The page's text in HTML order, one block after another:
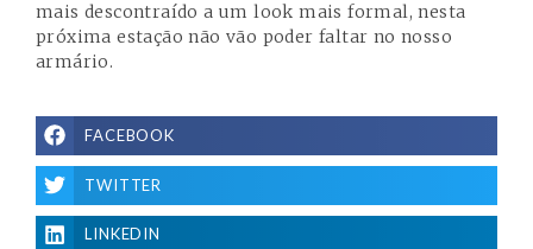
mais descontraído a um look mais formal, nesta
próxima estação não vão poder faltar no nosso
armário.
FACEBOOK
TWITTER
LINKEDIN